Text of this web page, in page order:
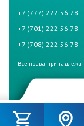
+7 (777) 222 56 78
+7 (701) 222 56 78
+7 (708) 222 56 78
Все права
беспокойтесь, если